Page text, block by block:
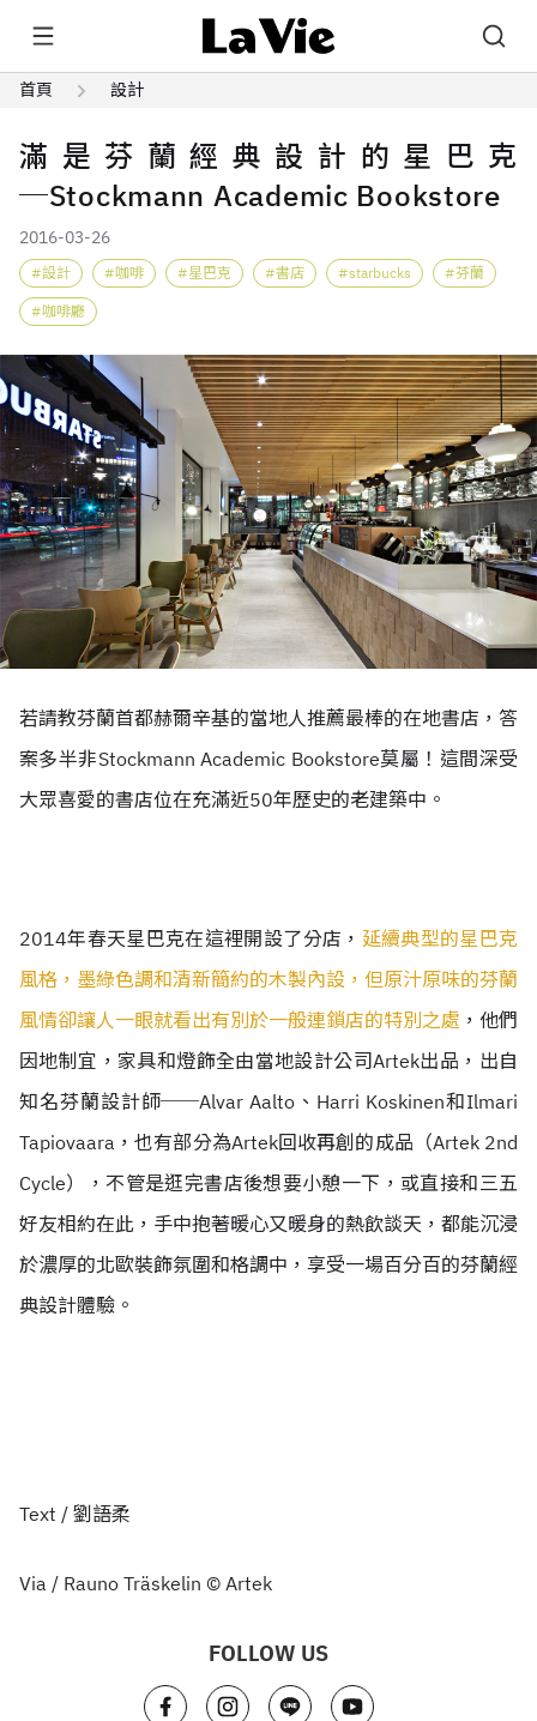
首頁 設計
滿是芬蘭經典設計的星巴克
─Stockmann Academic Bookstore
2016-03-26
設計 咖啡 星巴克 書店 starbucks 芬蘭
咖啡廳
若請教芬蘭首都赫爾辛基的當地人推薦最棒的在地書店，答
案多半非Stockmann Academic Bookstore莫屬！這間深受
大眾喜愛的書店位在充滿近50年歷史的老建築中。
2014年春天星巴克在這裡開設了分店， 延續典型的星巴克
風格，墨綠色調和清新簡約的木製內設，但原汁原味的芬蘭
風情卻讓人一眼就看出有別於一般連鎖店的特別之處 ，他們
因地制宜，家具和燈飾全由當地設計公司Artek出品，出自
知名芬蘭設計師──Alvar Aalto、Harri Koskinen和Ilmari
Tapiovaara，也有部分為Artek回收再創的成品（Artek 2nd
Cycle），不管是逛完書店後想要小憩一下，或直接和三五
好友相約在此，手中抱著暖心又暖身的熱飲談天，都能沉浸
於濃厚的北歐裝飾氛圍和格調中，享受一場百分百的芬蘭經
典設計體驗。
Text / 劉語柔
Via / Rauno Träskelin © Artek
FOLLOW US